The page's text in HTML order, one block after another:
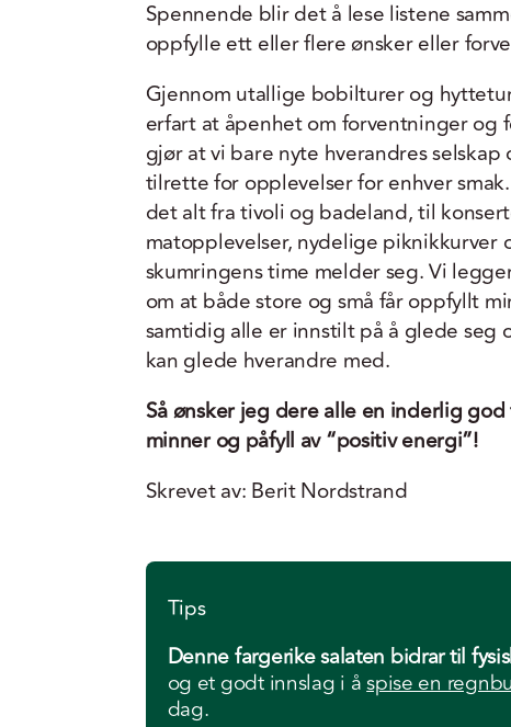
Spennende blir det å lese listene
oppfylle ett eller flere ønsker eller
Gjennom utallige bobilturer og
erfart at åpenhet om forventninger og
gjør at vi bare nyte hverandres
tilrette for opplevelser for enhver
det alt fra tivoli og badeland, til
matopplevelser, nydelige piknikkurver
skumringens time melder seg. Vi
om at både store og små får oppfyllt
samtidig alle er innstilt på å glede seg
kan glede hverandre med.
Så ønsker jeg dere alle en inderlig
minner og påfyll av “positiv energi”!
Skrevet av: Berit Nordstrand
Tips
Denne fargerike salaten bidrar til
og et godt innslag i åspise en
dag.